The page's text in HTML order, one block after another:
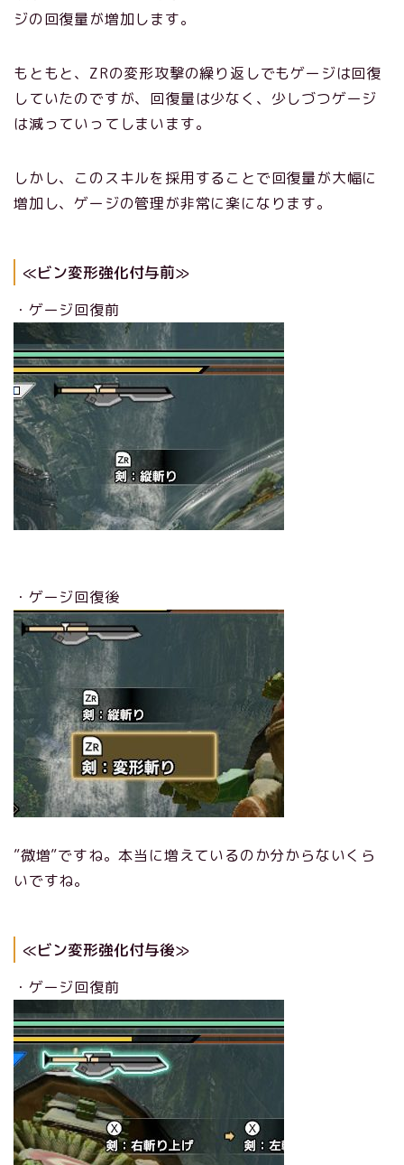
ジの回復量が増加します。
もともと、ZRの変形攻撃の繰り返しでもゲージは回復
していたのですが、回復量は少なく、少しづつゲージ
は減っていってしまいます。
しかし、このスキルを採用することで回復量が大幅に
増加し、ゲージの管理が非常に楽になります。
≪ビン変形強化付与前≫
・ゲージ回復前
・ゲージ回復後
”微増”ですね。本当に増えているのか分からないくら
いですね。
≪ビン変形強化付与後≫
・ゲージ回復前